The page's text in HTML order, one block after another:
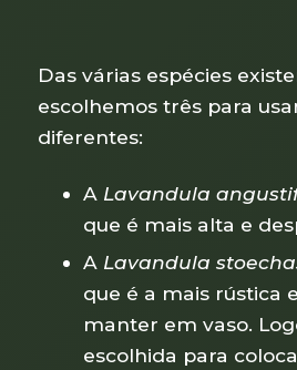
Das várias espécies
escolhemos três para
diferentes:
A Lavandula
que é mais alta e
A Lavandula
que é a mais rústica
manter em vaso.
escolhida para